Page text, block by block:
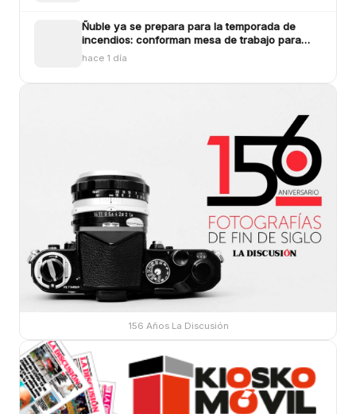
Ñuble ya se prepara para la temporada de
incendios: conforman mesa de trabajo para
enfrentar los siniestros
hace 1 día
156 Años La Discusión